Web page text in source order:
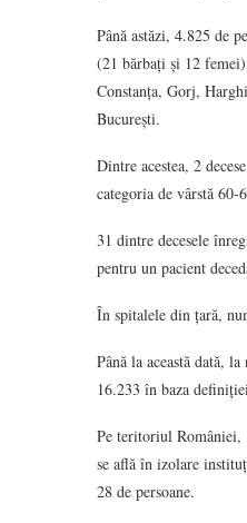
Până astăzi, 4.825 de
(21 bărbați și 12
Constanța, Gorj,
București.
Dintre acestea, 2
categoria de vârstă 60-
31 dintre decesele
pentru un pacient
În spitalele din țară,
Până la această dată,
16.233 în baza
Pe teritoriul României,
se află în izolare
28 de persoane.